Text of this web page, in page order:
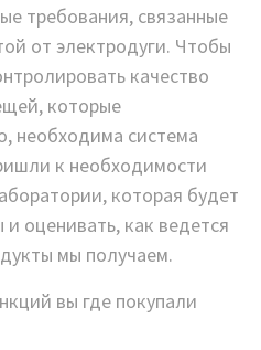
требования, связанные
от электродуги. Чтобы
качество
которые
необходима система
к необходимости
которая будет
оценивать, как ведется
мы получаем.
вы где покупали